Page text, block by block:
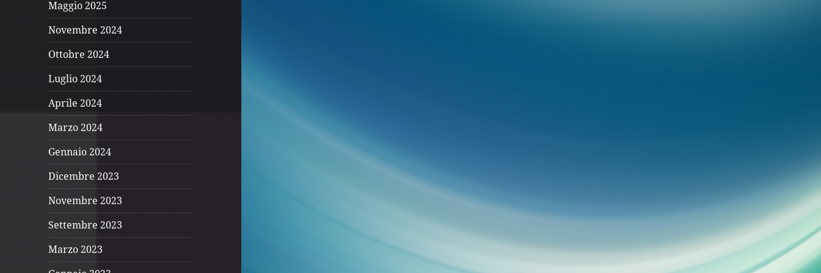
Maggio 2025
Novembre 2024
Ottobre 2024
Luglio 2024
Aprile 2024
Marzo 2024
Gennaio 2024
Dicembre 2023
Novembre 2023
Settembre 2023
Marzo 2023